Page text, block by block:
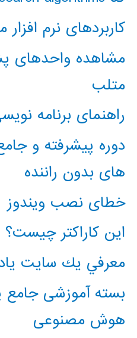
کاربردهای نرم
مشاهده واحدهای
متلب
راهنمای برنامه
دوره پیشرفته و
های بدون راننده
خطای نصب ویندوز
این کاراکتر چیست؟ 65279
معرفي يك سايت
بسته آموزشی
هوش مصنوعی